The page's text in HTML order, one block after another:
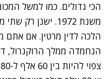
הכי גדולים. כמו למשל
משנת 1972. ישנן
הלכה לדין מרטין. אם אתם
הנחמדה ממלך הרוקנרול,